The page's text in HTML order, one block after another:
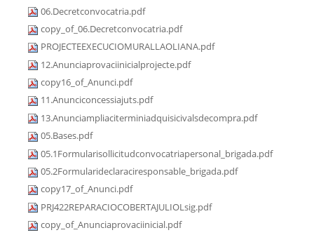
06.Decretconvocatria.pdf
copy_of_06.Decretconvocatria.pdf
PROJECTEEXECUCIOMURALLAOLIANA.pdf
12.Anunciaprovaciinicialprojecte.pdf
copy16_of_Anunci.pdf
11.Anunciconcessiajuts.pdf
13.Anunciampliaciterminiadquisicivalsdecompra.pdf
05.Bases.pdf
05.1Formularisollicitudconvocatriapersonal_brigada.pdf
05.2Formularideclaraciresponsable_brigada.pdf
copy17_of_Anunci.pdf
PRJ422REPARACIOCOBERTAJULIOLsig.pdf
copy_of_Anunciaprovaciinicial.pdf